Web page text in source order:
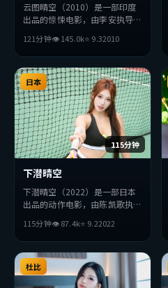
云图晴空（2010）是一部印度
出品的惊悚电影，由李安执导，
演。影片在叙事与视听上力求突
破，探讨人性与抉择，节奏张弛
有度，适合喜欢该类型的观众完
整观看。
121分钟👁145.0k⭐ 9.32010
115分钟
日本
下潜晴空
下潜晴空（2022）是一部日本
出品的动作电影，由陈凯歌执
演。影片在叙事与视听上力求突
破，探讨人性与抉择，节奏张弛
有度，适合喜欢该类型的观众完
整观看。
115分钟👁87.4k⭐ 9.22022
杜比